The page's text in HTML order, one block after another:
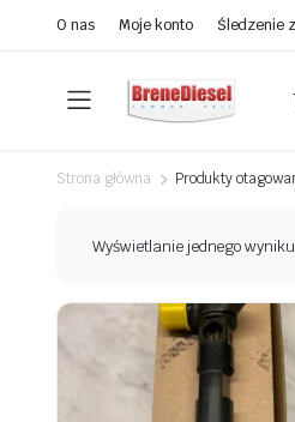
O nas Moje konto Śledzenie
Strona główna Produkty
Wyświetlanie jednego wyniku